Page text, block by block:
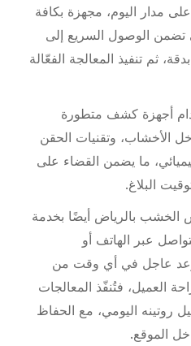
مدار اليوم، مجهزة بكافة
تضمن الوصول السريع إلى
ثم تنفيذ المعالجة الفعّالة
أجهزة كشف متطورة
الأخشاب، وتقنيات الحقن
ما يضمن القضاء على
البلاغ.
بالرياض أيضًا بخدمة
عبر الهاتف أو
موعد عاجل في أي وقت من
العميل، فتُنفّذ المعالجات
روتينه اليومي، مع الحفاظ
الموقع.